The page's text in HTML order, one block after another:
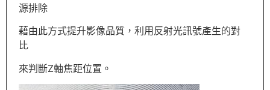
源排除
藉由此方式提升影像品質，利用反射光訊號產生的對
比
來判斷Z軸焦距位置。